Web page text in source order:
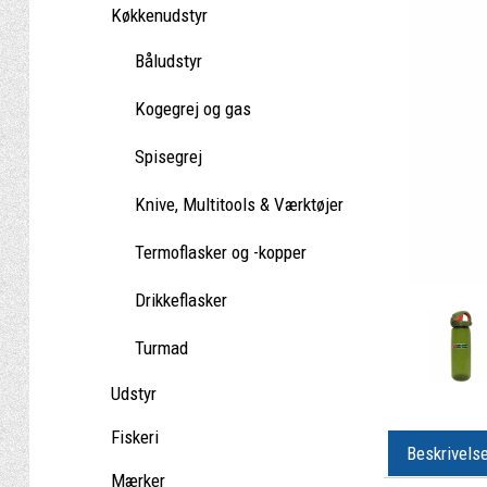
Køkkenudstyr
Båludstyr
Kogegrej og gas
Spisegrej
Knive, Multitools & Værktøjer
Termoflasker og -kopper
Drikkeflasker
Turmad
Udstyr
Fiskeri
Mærker